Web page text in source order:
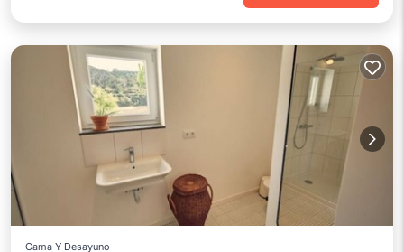
Cama Y Desayuno